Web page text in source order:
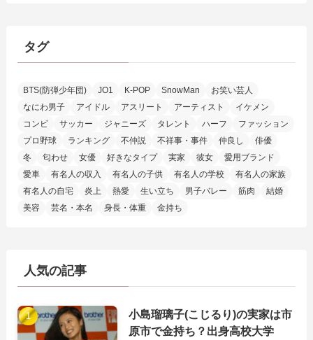
タグ
BTS(防弾少年団) JO1 K-POP SnowMan
お笑い芸人
なにわ男子
アイドル アスリート アーティスト
イケメン
コンビ
サッカー ジャニーズ タレント ハーフ
ファッション
プロ野球
ランキング 不仲説 不祥事・事件 仲良し
俳優
冬
匂わせ 女優 好きなタイプ 実家 彼女
愛用ブランド
愛車
有名人の収入 有名人の子供 有名人の学校
有名人の家族
有名人の自宅
炎上 熱愛 生い立ち 男子バレー 筋肉
結婚
美容
芸名・本名 身長・体重 金持ち
人気の記事
小島瑠璃子(こじるり)の実家は市
原市で金持ち？出身高校大学